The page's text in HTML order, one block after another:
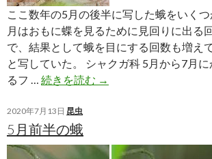
ここ数年の5月の後半に写した蛾をいく
月はおもに蝶を見るために見回りに出る
で、結果として蛾を目にする回数も増え
と写していた。 シャクガ科 5月から7月
るフ … 続きを読む 5
の
→
2020年7月13日 昆虫
5月前半の蛾